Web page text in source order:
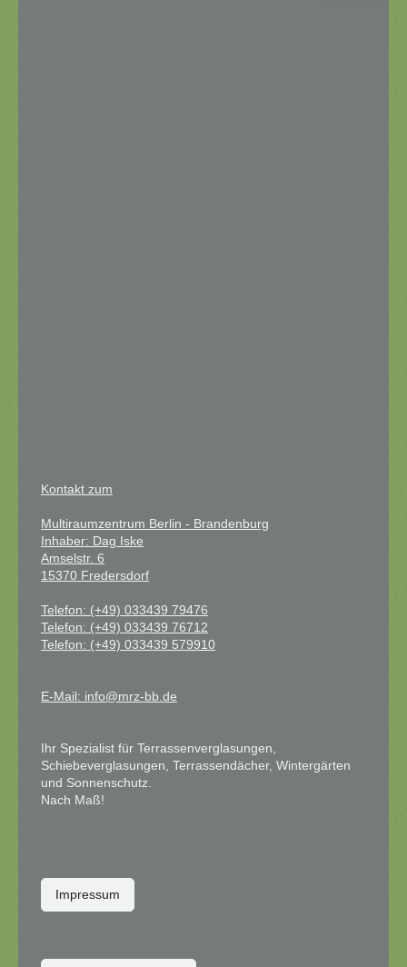
Kontakt zum
Multiraumzentrum Berlin - Brandenburg
Inhaber: Dag Iske
Amselstr. 6
15370 Fredersdorf
Telefon: (+49) 033439 79476
Telefon: (+49) 033439 76712
Telefon: (+49) 033439 579910
E-Mail: info@mrz-bb.de
Ihr Spezialist für Terrassenverglasungen,
Schiebeverglasungen, Terrassendächer, Wintergärten
und Sonnenschutz.
Nach Maß!
Impressum